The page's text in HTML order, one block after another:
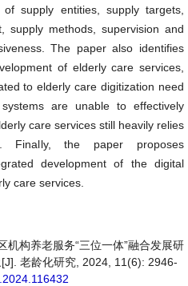
supply entities, supply targets,
supply methods, supervision and
The paper also identifies
of elderly care services,
to elderly care digitization need
are unable to effectively
care services still heavily relies
Finally, the paper proposes
development of the digital
care services.
机构养老服务“三位一体”融合发展研
老龄化研究, 2024, 11(6): 2946-